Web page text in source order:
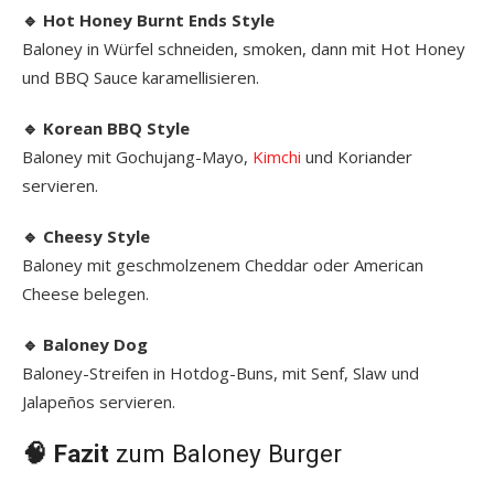
🔹 Hot Honey Burnt Ends Style
Baloney in Würfel schneiden, smoken, dann mit Hot Honey
und BBQ Sauce karamellisieren.
🔹 Korean BBQ Style
Baloney mit Gochujang-Mayo, Kimchi und Koriander
servieren.
🔹 Cheesy Style
Baloney mit geschmolzenem Cheddar oder American
Cheese belegen.
🔹 Baloney Dog
Baloney-Streifen in Hotdog-Buns, mit Senf, Slaw und
Jalapeños servieren.
🧠 Fazit zum Baloney Burger